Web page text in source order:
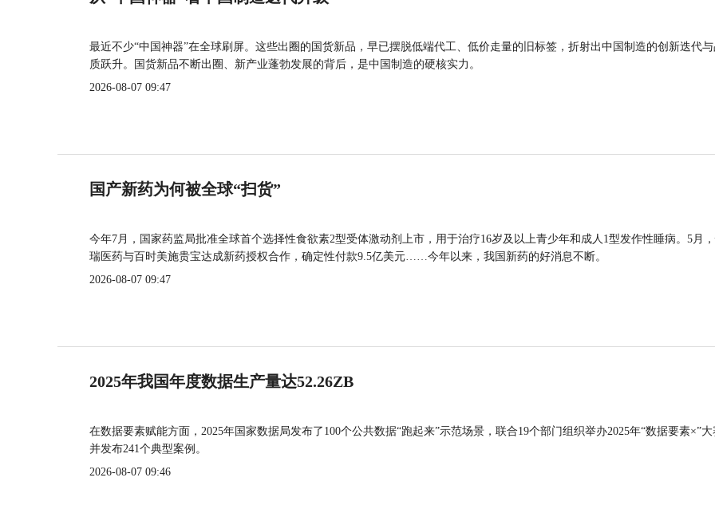
最近不少“中国神器”在全球刷屏。这些出圈的国货新品，早已摆脱低端代工、低价走量的旧标签，折射出中国制造的创新迭代
质跃升。国货新品不断出圈、新产业蓬勃发展的背后，是中国制造的硬核实力。
2026-08-07 09:47
国产新药为何被全球“扫货”
今年7月，国家药监局批准全球首个选择性食欲素2型受体激动剂上市，用于治疗16岁及以上青少年和成人1型发作性睡病。5月
瑞医药与百时美施贵宝达成新药授权合作，确定性付款9.5亿美元……今年以来，我国新药的好消息不断。
2026-08-07 09:47
2025年我国年度数据生产量达52.26ZB
在数据要素赋能方面，2025年国家数据局发布了100个公共数据“跑起来”示范场景，联合19个部门组织举办2025年“数据要素×”大
并发布241个典型案例。
2026-08-07 09:46